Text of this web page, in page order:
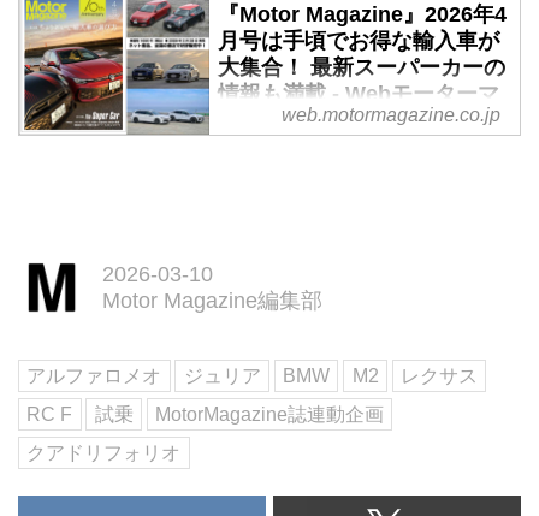
総アルミニウム製の2.9L V6ツイ
ンターボエンジンを搭載した、ア
ルファ...
細部の仕様変更で精悍なイメージ
をさらに強調
2シリーズクーペは、1966年に登
場した「BMW 02シリーズ」の系
譜を受け継ぐプレミアムコンパク
エモーショナルなドライブフィー
ルを極めた「F」
世界累計約7万9000台を販売した
「RC」と、同じく世界累計1万
2000台を販売した「RC F」。レ
Edition”だ。
RCはスパッタリング塗装がきら
びやかな、19インチENKEI製アル
ミホイールを装備している。
『Motor Magazine』2026年4
月号は手頃でお得な輸入車が
大集合！ 最新スーパーカーの
情報も満載 - Webモーターマ
ガジンweb.motormagazine.co.jp
2026-03-10
Motor Magazine編集部
アルファロメオ ジュリア BMW M2
レクサス
RC F
試乗
MotorMagazine誌連動企画
クアドリフォリオ